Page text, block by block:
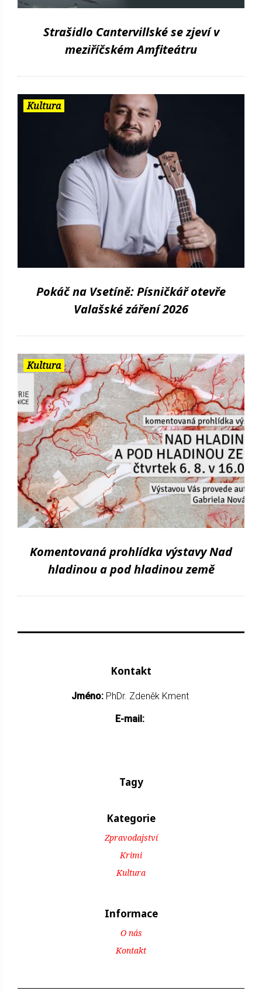
Strašidlo Cantervillské se zjeví v
meziříčském Amfiteátru
Kultura
Pokáč na Vsetíně: Písničkář otevře
Valašské záření 2026
Kultura
Komentovaná prohlídka výstavy Nad
hladinou a pod hladinou země
Kontakt
Jméno: PhDr. Zdeněk Kment
E-mail:
Tagy
Kategorie
Zpravodajství
Krimi
Kultura
Informace
O nás
Kontakt